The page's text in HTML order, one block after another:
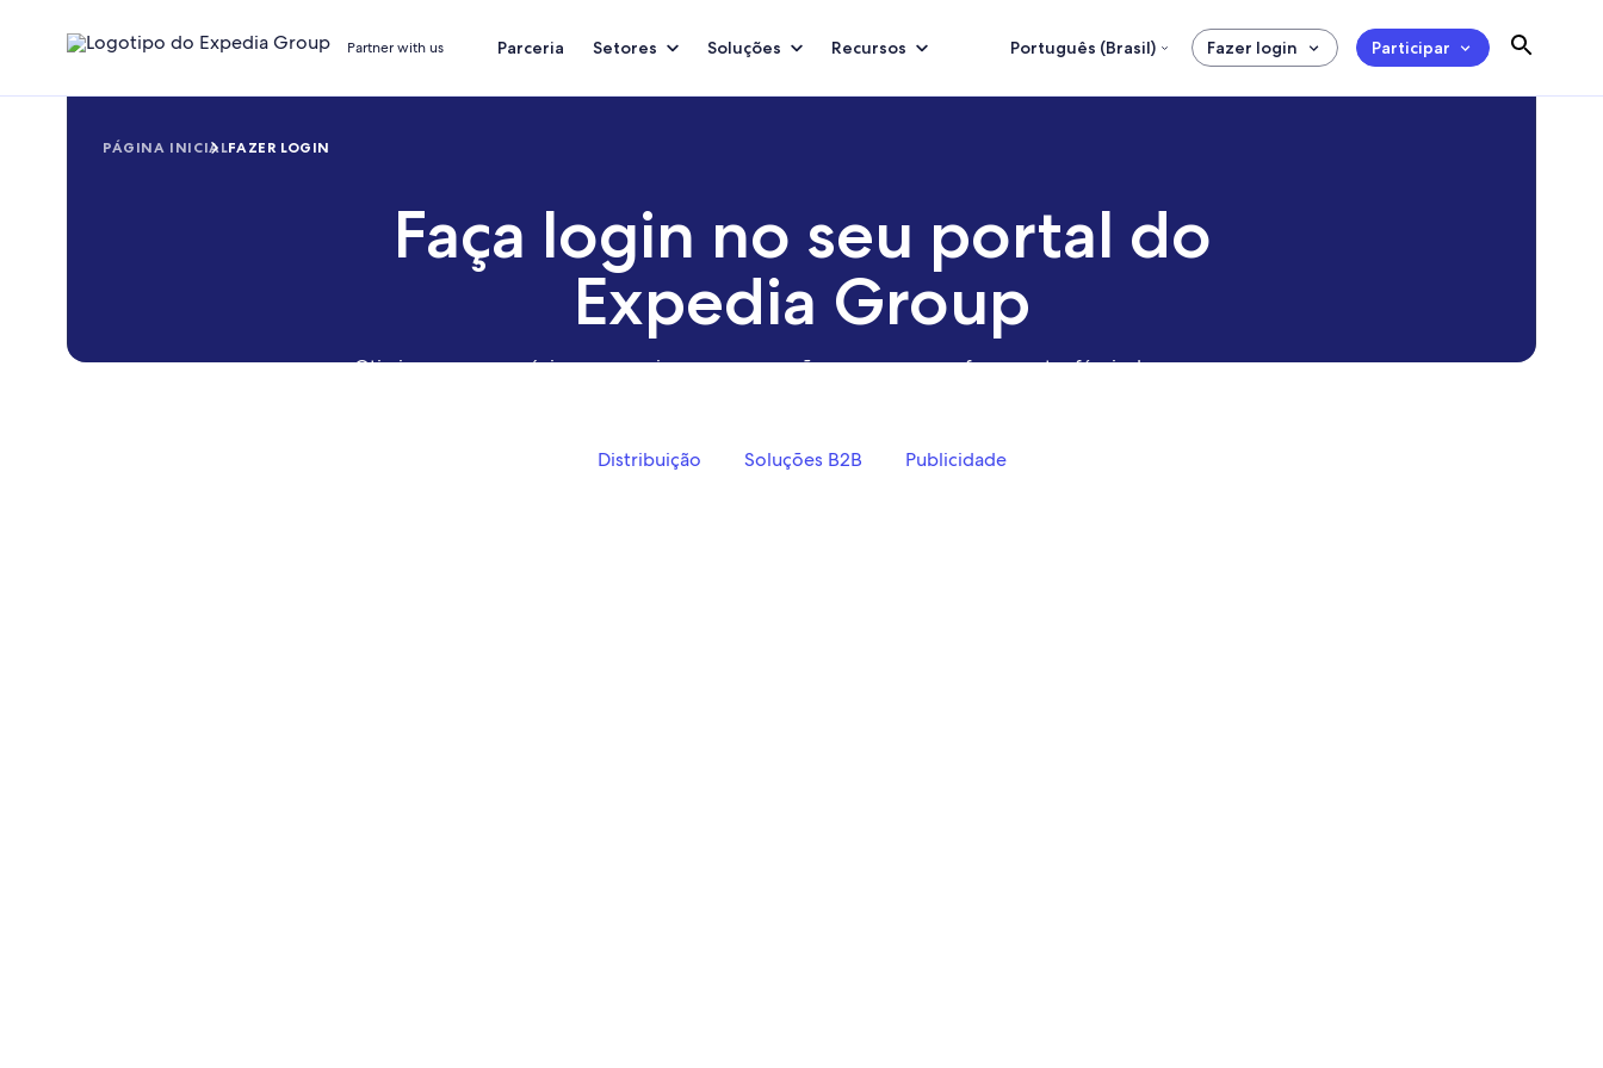
Partner with us Parceria Setores Soluções Recursos Português (Brasil) Fazer login Participar
PÁGINA INICIALFAZER LOGIN
Faça login no seu portal do
Expedia Group
Otimize os seus negócios e gerencie as suas operações com as nossas ferramentas fáceis de usar e uma
Distribuição Soluções B2B Publicidade